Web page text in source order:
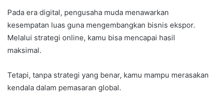
Pada era digital, pengusaha muda menawarkan
kesempatan luas guna mengembangkan bisnis ekspor.
Melalui strategi online, kamu bisa mencapai hasil
maksimal.
Tetapi, tanpa strategi yang benar, kamu mampu merasakan
kendala dalam pemasaran global.